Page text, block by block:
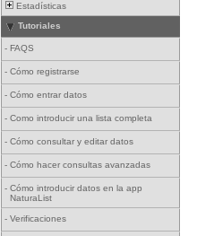
Estadísticas
Tutoriales
- FAQS
- Cómo registrarse
- Cómo entrar datos
- Como introducir una lista completa
- Cómo consultar y editar datos
- Cómo hacer consultas avanzadas
- Cómo introducir datos en la app
NaturaList
- Verificaciones